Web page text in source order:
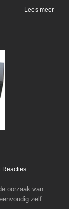
Lees meer
Reacties
oorzaak van
zelf